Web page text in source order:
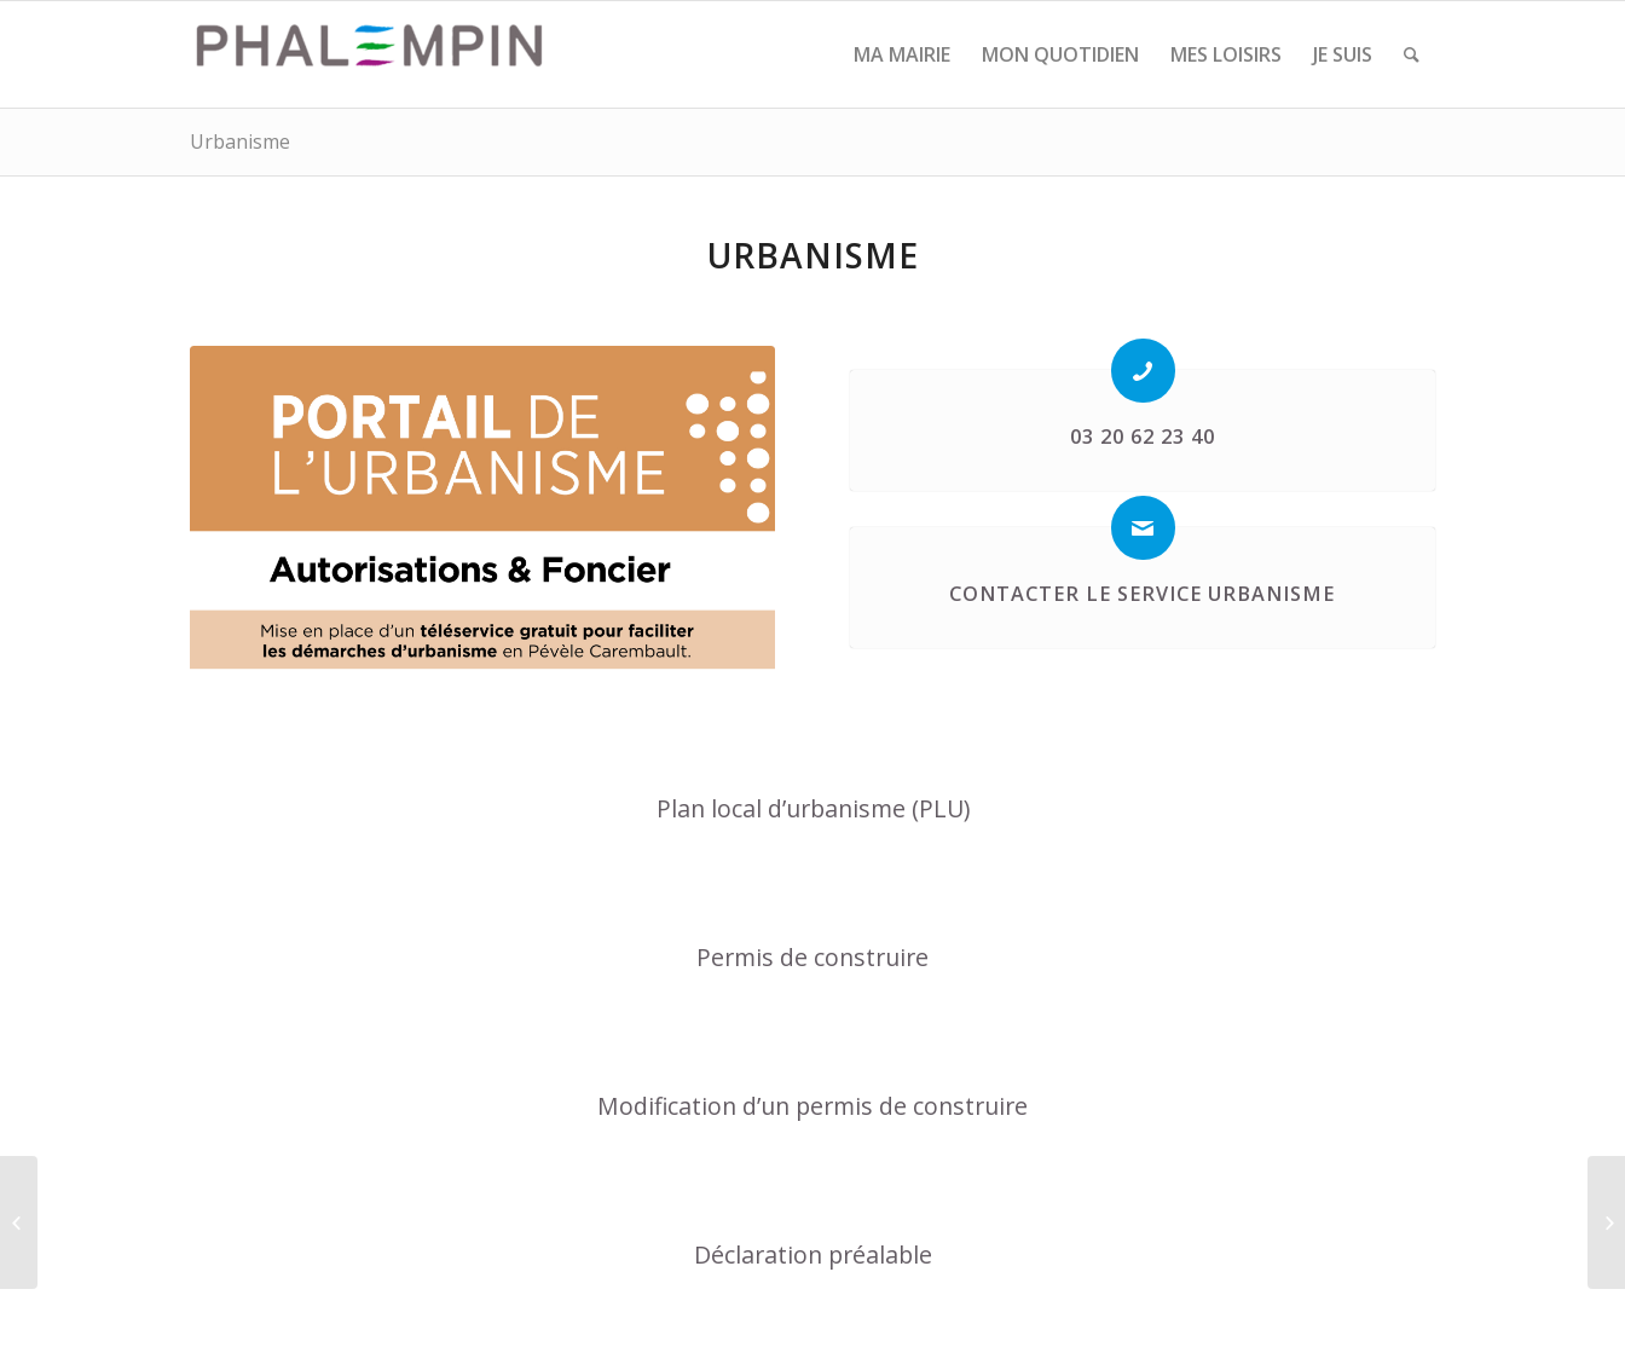
MA MAIRIE MON QUOTIDIEN MES LOISIRS JE SUIS
Urbanisme
URBANISME
03 20 62 23 40
CONTACTER LE SERVICE URBANISME
Plan local d’urbanisme (PLU)
Permis de construire
Modification d’un permis de construire
Déclaration préalable